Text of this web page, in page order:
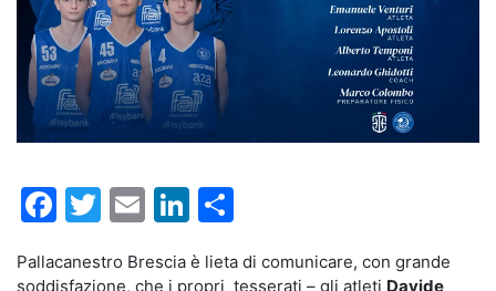
Facebook
Twitter
EmailLinkedIn
Pallacanestro Brescia è lieta di comunicare, con grande
soddisfazione, che i propri tesserati – gli atleti Davide